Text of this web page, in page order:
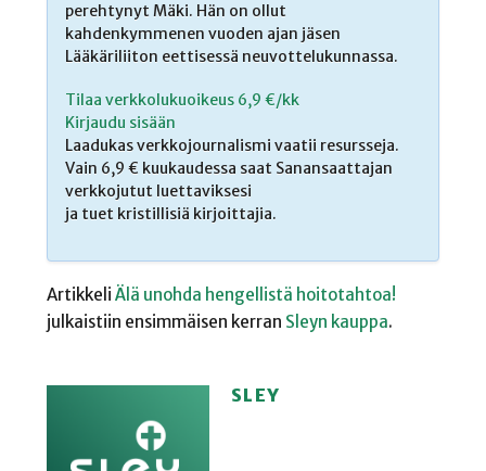
perehtynyt Mäki. Hän on ollut
kahdenkymmenen vuoden ajan jäsen
Lääkäriliiton eettisessä neuvottelukunnassa.
Tilaa verkkolukuoikeus 6,9 €/kk
Kirjaudu sisään
Laadukas verkkojournalismi vaatii resursseja.
Vain 6,9 € kuukaudessa saat Sanansaattajan
verkkojutut luettaviksesi
ja tuet kristillisiä kirjoittajia.
Artikkeli Älä unohda hengellistä hoitotahtoa!
julkaistiin ensimmäisen kerran Sleyn kauppa.
SLEY